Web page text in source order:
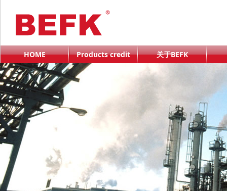
HOME Products credit 关于BEFK